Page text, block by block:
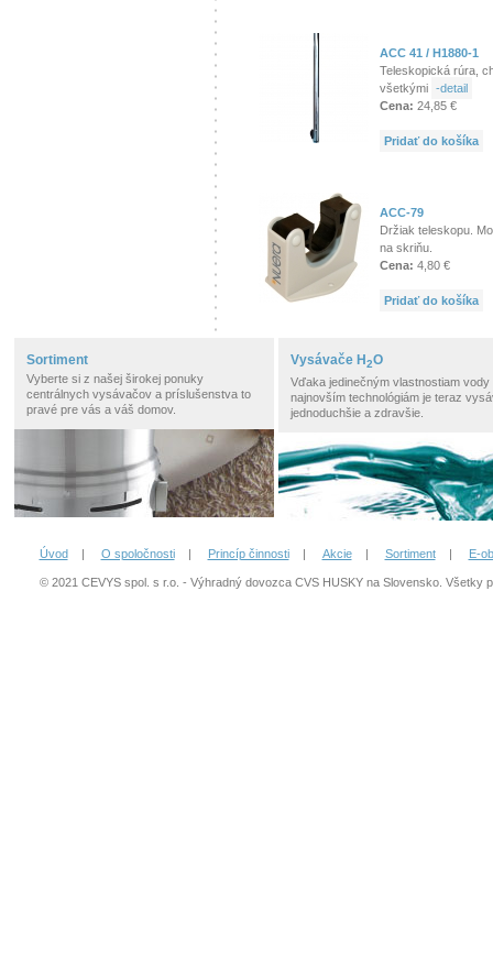
ACC 41 / H1880-1
Teleskopická rúra,
všetkými -detail
Cena: 24,85 €
Pridať do košíka
ACC-79
Držiak teleskopu.
na skriňu.
Cena: 4,80 €
Pridať do košíka
Sortiment
Vyberte si z našej širokej ponuky
centrálnych vysávačov a príslušenstva to
pravé pre vás a váš domov.
Vysávače H 2O
Vďaka jedinečným vlastnostiam vody
najnovším technológiám je teraz
jednoduchšie a zdravšie.
Úvod| O spoločnosti| Princíp činnosti| Akcie| Sortiment| E-
© 2021 CEVYS spol. s r.o. - Výhradný dovozca CVS HUSKY na Slovensko.